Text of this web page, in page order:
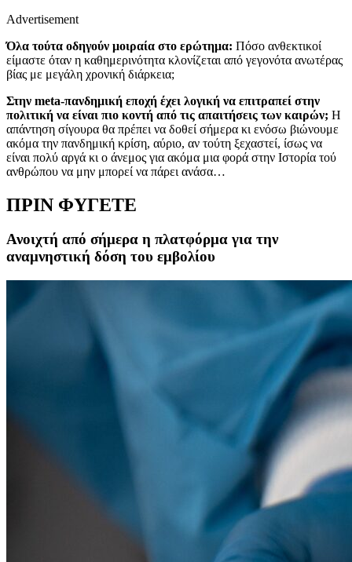
Advertisement
Όλα τούτα οδηγούν μοιραία στο ερώτημα: Πόσο ανθεκτικοί
είμαστε όταν η καθημερινότητα κλονίζεται από γεγονότα ανωτέρας
βίας με μεγάλη χρονική διάρκεια;
Στην meta-πανδημική εποχή έχει λογική να επιτραπεί στην
πολιτική να είναι πιο κοντή από τις απαιτήσεις των καιρών; Η
απάντηση σίγουρα θα πρέπει να δοθεί σήμερα κι ενόσω βιώνουμε
ακόμα την πανδημική κρίση, αύριο, αν τούτη ξεχαστεί, ίσως να
είναι πολύ αργά κι ο άνεμος για ακόμα μια φορά στην Ιστορία τού
ανθρώπου να μην μπορεί να πάρει ανάσα…
ΠΡΙΝ ΦΥΓΕΤΕ
Ανοιχτή από σήμερα η πλατφόρμα για την
αναμνηστική δόση του εμβολίου